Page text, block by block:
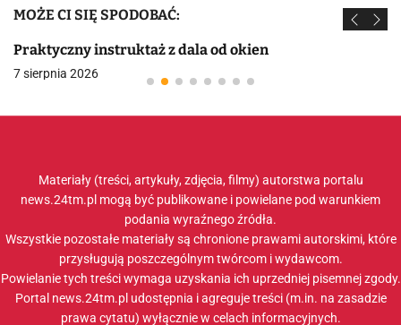
MOŻE CI SIĘ SPODOBAĆ:
Praktyczny instruktaż z dala od okien
7 sierpnia 2026
Materiały (treści, artykuły, zdjęcia, filmy) autorstwa portalu
news.24tm.pl mogą być publikowane i powielane pod warunkiem
podania wyraźnego źródła.
Wszystkie pozostałe materiały są chronione prawami autorskimi, które
przysługują poszczególnym twórcom i wydawcom.
Powielanie tych treści wymaga uzyskania ich uprzedniej pisemnej zgody.
Portal news.24tm.pl udostępnia i agreguje treści (m.in. na zasadzie
prawa cytatu) wyłącznie w celach informacyjnych.